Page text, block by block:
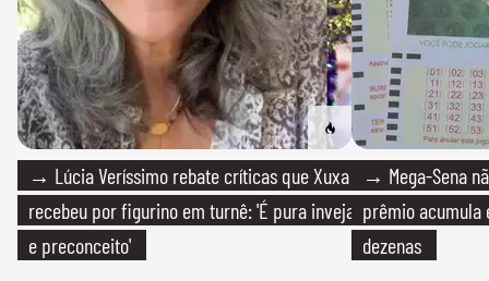
→ Lúcia Veríssimo rebate críticas que Xuxa
recebeu por figurino em turnê: 'É pura inveja
e preconceito'
→ Mega-Sena
prêmio acumula
dezenas